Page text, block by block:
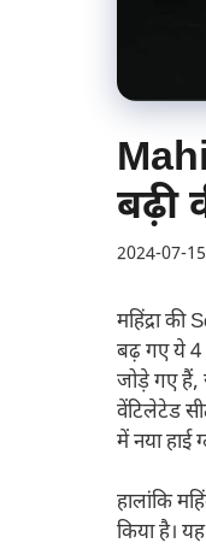
बढ़ी
2024-07-15
महिंद्रा
बढ़ गए ये 4
जोड़े गए हैं,
वेंटिलेटेड
में नया हाई
हालांकि
किया है।